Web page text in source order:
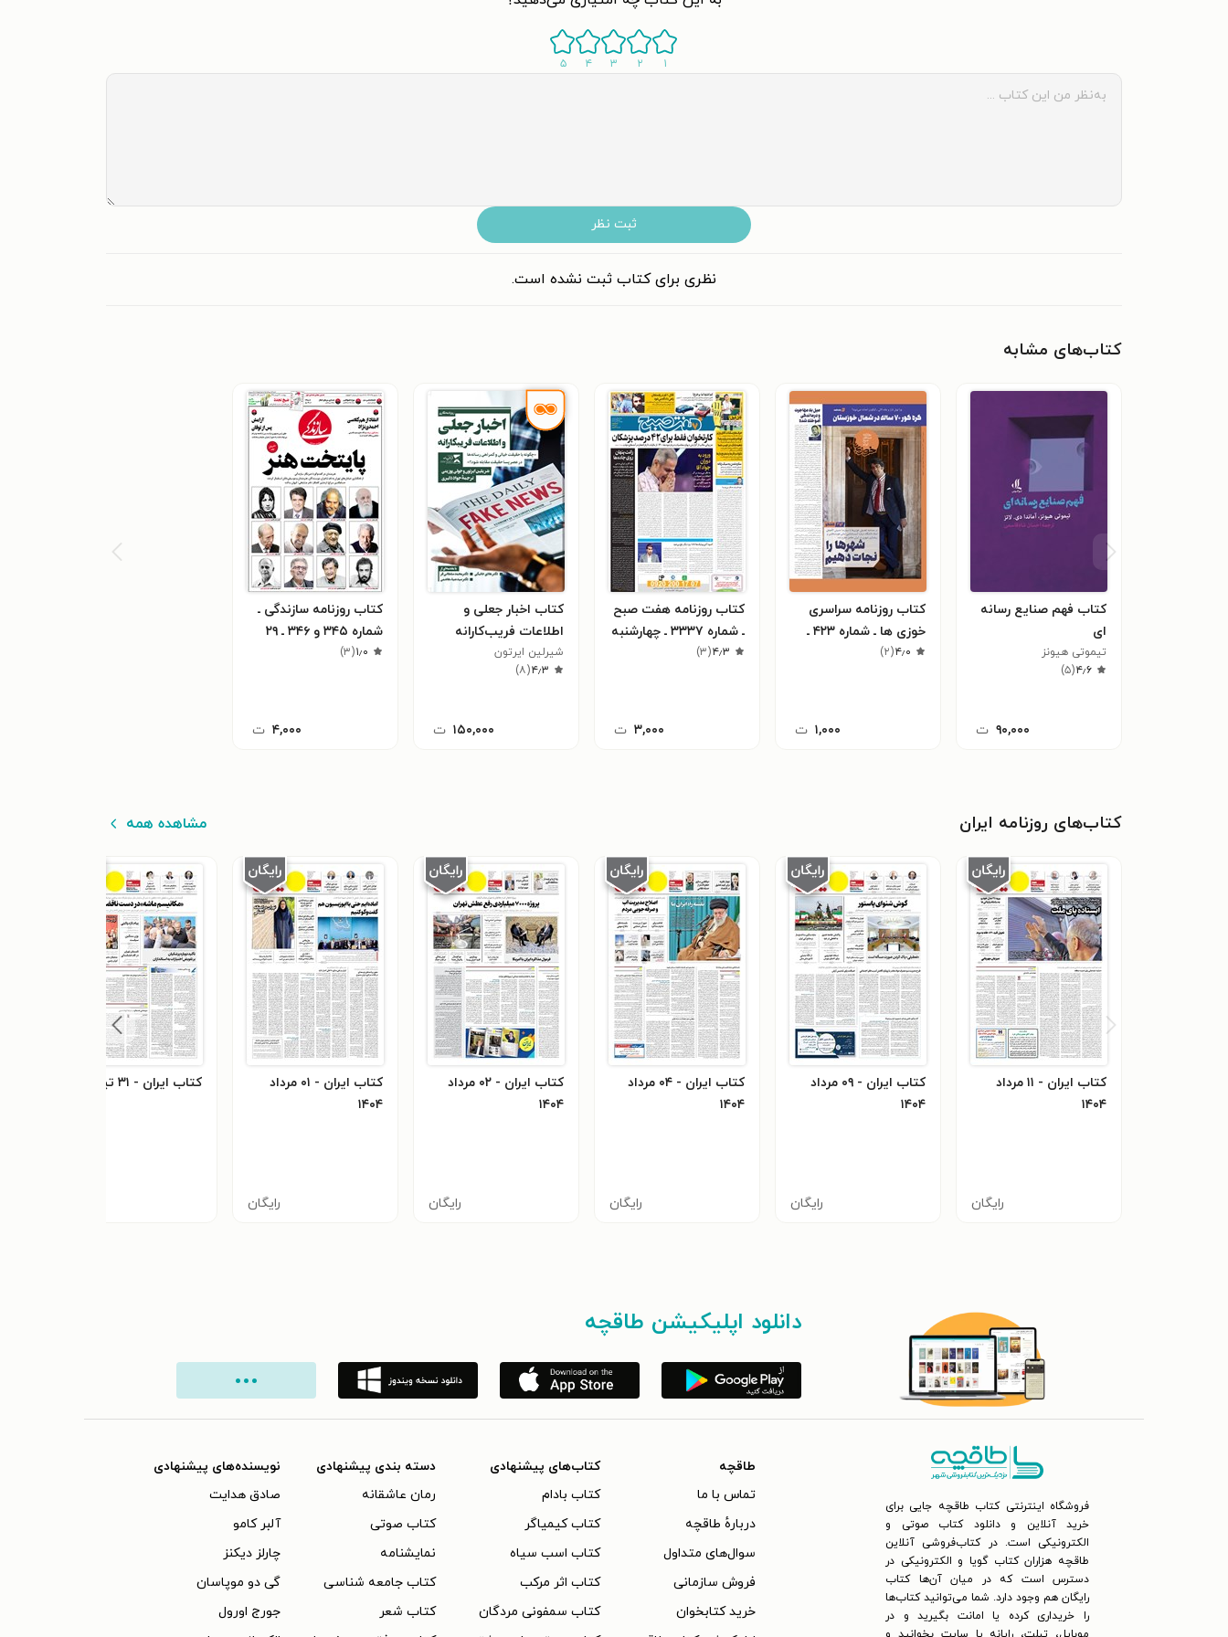
۱ ۲ ۳ ۴ ۵
ثبت نظر
نظری برای کتاب ثبت نشده است.
کتاب‌های مشابه
کتاب فهم صنایع رسانه
ای
تیموتی هیونز
۴٫۶(۵)
۹۰,۰۰۰ ت
کتاب روزنامه سراسری
خوزی ها ـ شماره ۴۲۳ ـ
۴٫۰(۲)
۱,۰۰۰ ت
کتاب روزنامه هفت صبح
ـ شماره ۳۳۳۷ ـ چهارشنبه
۲۷ مهرماه ۱۴۰۱ ۴٫۳(۳)
۳,۰۰۰ ت
کتاب اخبار جعلی و
اطلاعات فریب‌کارانه
شیرلین ایرتون
۴٫۳(۸)
۱۵۰,۰۰۰ ت
کتاب روزنامه سازندگی ـ
شماره ۳۴۵ و ۳۴۶ ـ ۲۹
فروردین ۹۸
۱٫۰(۳)
۴,۰۰۰ ت
کتاب‌های روزنامه ایران مشاهده همه
کتاب ایران - ۱۱ مرداد
۱۴۰۴
رایگان
کتاب ایران - ۰۹ مرداد
۱۴۰۴
رایگان
کتاب ایران - ۰۴ مرداد
۱۴۰۴
رایگان
کتاب ایران - ۰۲ مرداد
۱۴۰۴
رایگان
کتاب ایران - ۰۱ مرداد
۱۴۰۴
رایگان
کتاب ایران - ۳۱ تیر ۱۴۰۴
دانلود اپلیکیشن طاقچه
فروشگاه اینترنتی کتاب طاقچه جایی برای
خرید آنلاین و دانلود کتاب صوتی و
الکترونیکی است. در کتاب‌فروشی آنلاین
طاقچه هزاران کتاب گویا و الکترونیکی در
دسترس است که در میان آن‌ها کتاب
رایگان هم وجود دارد. شما می‌توانید کتاب‌ها
را خریداری کرده یا امانت بگیرید و در
موبایل، تبلت، رایانه یا سایت بخوانید و
طاقچه
تماس با ما
دربارهٔ طاقچه
سوال‌های متداول
فروش سازمانی
خرید کتابخوان
کتاب‌های پیشنهادی
کتاب بادام
کتاب کیمیاگر
کتاب اسب سیاه
کتاب اثر مرکب
کتاب سمفونی مردگان
دسته بندی پیشنهادی
رمان عاشقانه
کتاب‌ صوتی
نمایشنامه
کتاب جامعه شناسی
کتاب شعر
نویسنده‌های پیشنهادی
صادق هدایت
آلبر کامو
چارلز دیکنز
گی دو موپاسان
جورج اورول